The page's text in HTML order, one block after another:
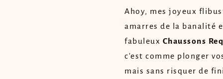
Ahoy, mes joyeux
amarres de la banalité
fabuleux Chaussons
c'est comme plonger
mais sans risquer de